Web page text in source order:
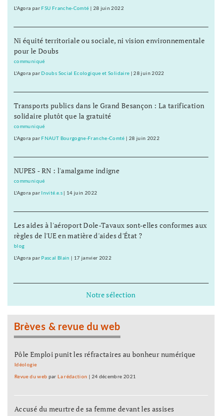
L'Agora parFSU Franche-Comté | 28 juin 2022
Ni équité territoriale ou sociale, ni vision environnementale
pour le Doubs
communiqué
L'Agora parDoubs Social Ecologique et Solidaire |28 juin 2022
Transports publics dans le Grand Besançon : La tarification
solidaire plutôt que la gratuité
communiqué
L'Agora parFNAUT Bourgogne-Franche-Comté | 28 juin 2022
NUPES - RN : l'amalgame indigne
communiqué
L'Agora par Invité.e.s| 14 juin 2022
Les aides à l'aéroport Dole-Tavaux sont-elles conformes aux
règles de l'UE en matière d'aides d'État ?
blog
L'Agora par Pascal Blain | 17 janvier 2022
Notre sélection
Brèves & revue du web
Pôle Emploi punit les réfractaires au bonheur numérique
Idéologie
Revue du web parLa rédaction | 24 décembre 2021
Accusé du meurtre de sa femme devant les assises